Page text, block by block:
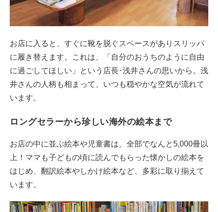
お店に入ると、すぐに靴を脱ぐスペースがありスリッパ
に履き替えます。これは、「自分のおうちのように自由
に過ごしてほしい」という店長･浅井さんの思いから。浅
井さんの人柄も相まって、いつも穏やかな空気が流れて
います。
ロングセラーから珍しい海外の絵本まで
お店の中に並ぶ絵本や児童書は、全部でなんと5,000冊以
上！ママも子どもの頃に読んでもらった懐かしの絵本を
はじめ、翻訳絵本やしかけ絵本など、多彩に取り揃えて
います。